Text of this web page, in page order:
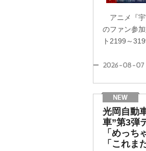
アニメ『宇
のファン参
ト2199～
2026-08-07
光岡自動
車”第3弾
「めっち
「これま